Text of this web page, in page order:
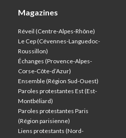
Magazines
Réveil (Centre-Alpes-Rhône)
Le Cep (Cévennes-Languedoc-
Roussillon)
Échanges (Provence-Alpes-
Corse-Côte-d’Azur)
Ensemble (Région Sud-Ouest)
Paroles protestantes Est (Est-
Montbéliard)
Paroles protestantes Paris
(Région parisienne)
Liens protestants (Nord-